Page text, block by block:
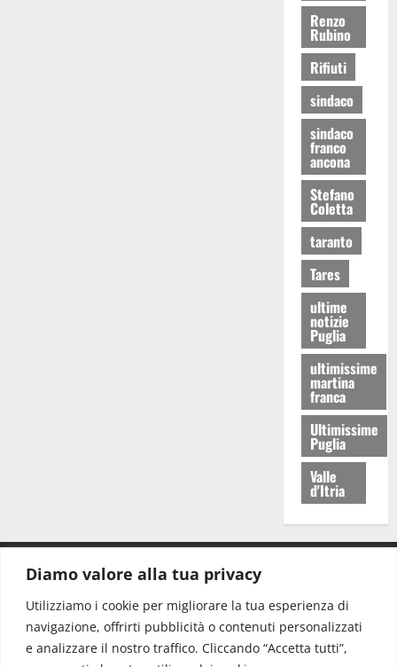
Diamo valore alla tua privacy
Utilizziamo i cookie per migliorare la tua esperienza di
navigazione, offrirti pubblicità o contenuti personalizzati
e analizzare il nostro traffico. Cliccando “Accetta tutti”,
Renzo
Rubino
Rifiuti
sindaco
sindaco
franco
ancona
Stefano
Coletta
taranto
Tares
ultime
notizie
Puglia
ultimissime
martina
franca
Ultimissime
Puglia
Valle
d'Itria
Redazione: redazione@www.martinasera.it
Direttore:direttore@www.martinasera.it